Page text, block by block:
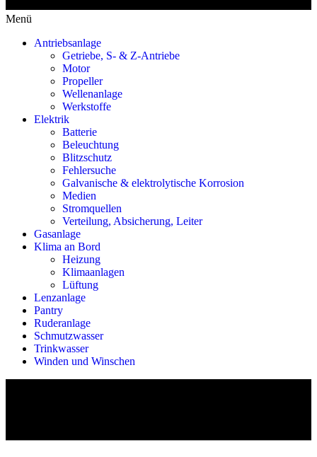
Menü
Antriebsanlage
Getriebe, S- & Z-Antriebe
Motor
Propeller
Wellenanlage
Werkstoffe
Elektrik
Batterie
Beleuchtung
Blitzschutz
Fehlersuche
Galvanische & elektrolytische Korrosion
Medien
Stromquellen
Verteilung, Absicherung, Leiter
Gasanlage
Klima an Bord
Heizung
Klimaanlagen
Lüftung
Lenzanlage
Pantry
Ruderanlage
Schmutzwasser
Trinkwasser
Winden und Winschen